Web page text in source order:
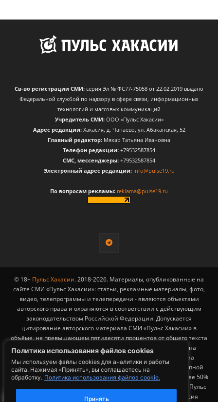
Политика использования файлов cookies
Мы используем файлы cookies для аналитики и работы
сайта. Нажимая «Принять», вы соглашаетесь на
обработку. Политика использования файлов cookie.
Принять
Св-во регистрации СМИ: серия Эл № ФС77-75058 от 22.02.2019 выдано
Федеральной службой по надзору в сфере связи, информационных
технологий и массовых коммуникаций
Учредитель СМИ:ООО «Пульс Хакасии»
Адрес редакции:Хакасия, д. Чапаево, ул. Абаканская, 52
Главный редактор: Мяхар Татьяна Ивановна
Телефон редакции: +79532587854
CМС, мессенджеры: +79532587854
Электронный адрес редакции: info@pulse19.ru
По вопросам рекламы: reklama@pulse19.ru
© 18+ Пульс Хакасии. 2018-2026. Материалы, опубликованные на
сайте СМИ «Пульс Хакасии»: статьи, рекламные материалы, фото,
видео, телепрограммы и телепередачи - являются объектами
авторского права и охраняются в соответствии с действующим
законодательством Российской Федерации. Допускается
цитирование авторского материала СМИ «Пульс Хакасии» в
объёме, не превышающем пятидесяти процентов от общего текста
публикации с обязательным размещением гиперссылки на
страницу заимствования материала. Гиперссылка должна
размещаться в тексте цитируемого материала и быть доступной
для индексации поисковыми системами. Заимствование более 50%
общего объема материала, опубликованного на сайте СМИ «Пульс
Хакасии», возможно исключительно с письменного согласия